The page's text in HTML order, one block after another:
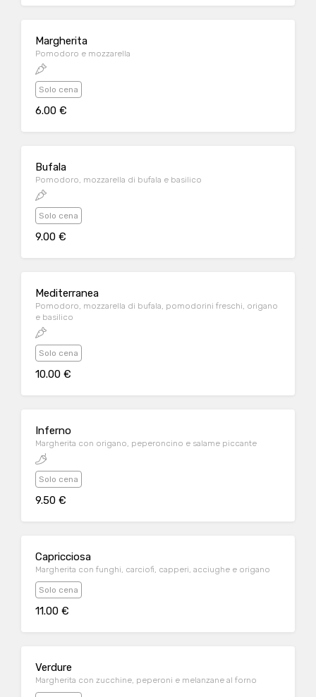
Margherita
Pomodoro e mozzarella
Solo cena
6.00 €
Bufala
Pomodoro, mozzarella di bufala e basilico
Solo cena
9.00 €
Mediterranea
Pomodoro, mozzarella di bufala, pomodorini freschi, origano
e basilico
Solo cena
10.00 €
Inferno
Margherita con origano, peperoncino e salame piccante
Solo cena
9.50 €
Capricciosa
Margherita con funghi, carciofi, capperi, acciughe e origano
Solo cena
11.00 €
Verdure
Margherita con zucchine, peperoni e melanzane al forno